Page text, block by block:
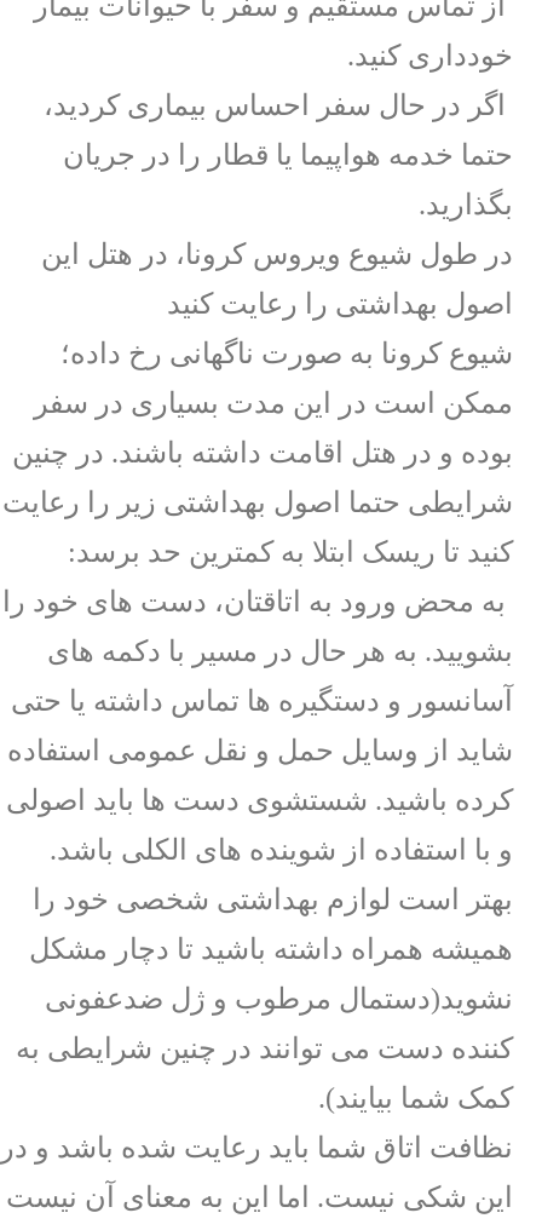
خودداری کنید.
اگر در حال سفر احساس بیماری کردید،
حتما خدمه هواپیما یا قطار را در جریان
بگذارید.
در طول شیوع ویروس کرونا، در هتل این
اصول بهداشتی را رعایت کنید
شیوع کرونا به صورت ناگهانی رخ داده؛
ممکن است در این مدت بسیاری در سفر
بوده و در هتل اقامت داشته باشند. در چنین
شرایطی حتما اصول بهداشتی زیر را رعایت
کنید تا ریسک ابتلا به کمترین حد برسد:
به محض ورود به اتاقتان، دست های خود را
بشویید. به هر حال در مسیر با دکمه های
آسانسور و دستگیره ها تماس داشته یا حتی
شاید از وسایل حمل و نقل عمومی استفاده
کرده باشید. شستشوی دست ها باید اصولی
و با استفاده از شوینده های الکلی باشد.
بهتر است لوازم بهداشتی شخصی خود را
همیشه همراه داشته باشید تا دچار مشکل
نشوید(دستمال مرطوب و ژل ضدعفونی
کننده دست می توانند در چنین شرایطی به
کمک شما بیایند).
نظافت اتاق شما باید رعایت شده باشد و در
این شکی نیست. اما این به معنای آن نیست